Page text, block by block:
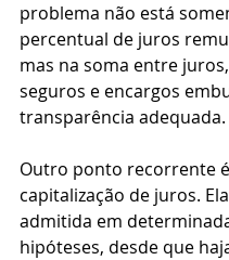
problema não está
percentual de juros
mas na soma entre
seguros e encargos
transparência adequada.
Outro ponto recorrente
capitalização de juros.
admitida em
hipóteses, desde que